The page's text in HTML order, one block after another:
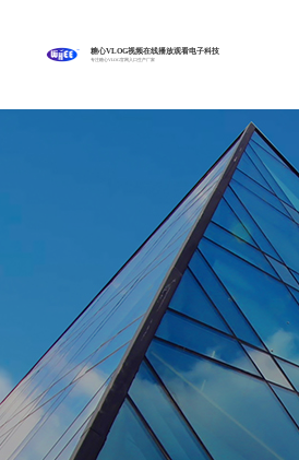
糖心VLOG视频在线播放观看电子科技
专注糖心VLOG官网入口生产厂家